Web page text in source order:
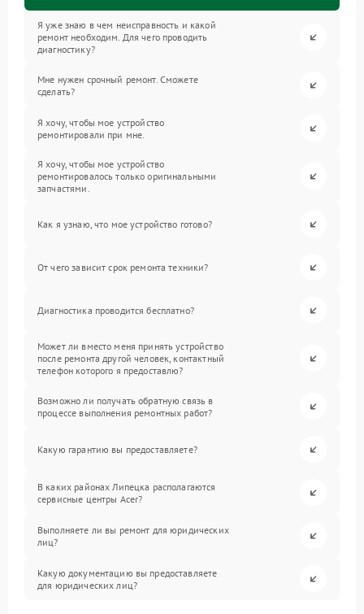
Я уже знаю в чем неисправность и какой
ремонт необходим. Для чего проводить
диагностику?
Мне нужен срочный ремонт. Сможете
сделать?
Я хочу, чтобы мое устройство
ремонтировали при мне.
Я хочу, чтобы мое устройство
ремонтировалось только оригинальными
запчастями.
Как я узнаю, что мое устройство готово?
От чего зависит срок ремонта техники?
Диагностика проводится бесплатно?
Может ли вместо меня принять устройство
после ремонта другой человек, контактный
телефон которого я предоставлю?
Возможно ли получать обратную связь в
процессе выполнения ремонтных работ?
Какую гарантию вы предоставляете?
В каких районах Липецка располагаются
сервисные центры Acer?
Выполняете ли вы ремонт для юридических
лиц?
Какую документацию вы предоставляете
для юридических лиц?